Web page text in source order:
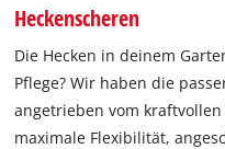
Heckenscheren
Die Hecken in deinem
Pflege? Wir haben die
angetrieben vom kraftvollen
maximale Flexibilität,